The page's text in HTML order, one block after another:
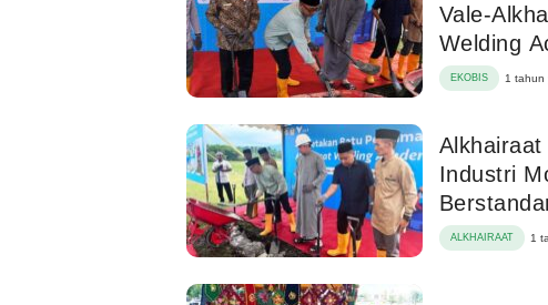
Vale-
Welding
EKOBIS 1 tahun
Industri
ALKHAIRAAT 1